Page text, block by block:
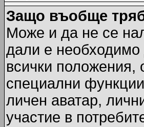
Защо въобще
Може и да не се
дали е необходимо
всички положения,
специални
личен аватар,
участие в